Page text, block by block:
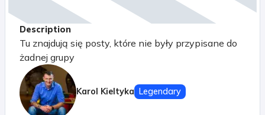
Description
Tu znajdują się posty, które nie były przypisane do
żadnej grupy
Karol Kieltyka Legendary